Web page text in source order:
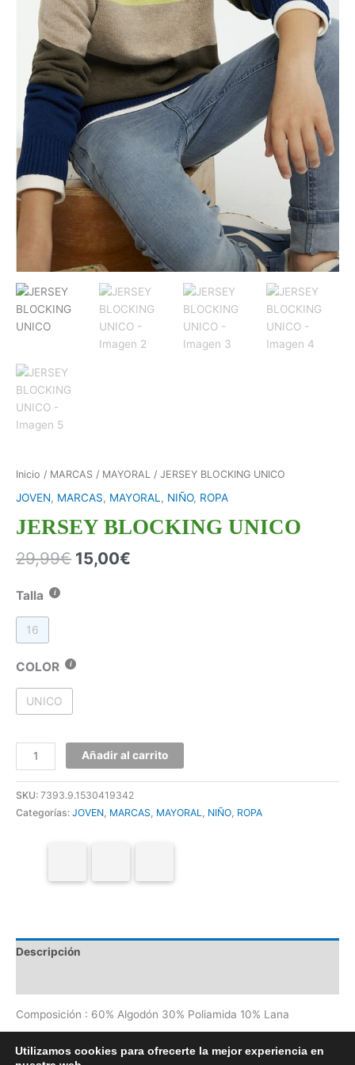
Inicio / MARCAS / MAYORAL / JERSEY BLOCKING UNICO
JOVEN, MARCAS, MAYORAL , NIÑO, ROPA
JERSEY BLOCKING UNICO
29,99€ 15,00€
Talla
16
COLOR
UNICO
Añadir al carrito
SKU: 7393.9.1530419342
Categorías: JOVEN MARCAS MAYORAL NIÑO ROPA
Descripción
Composición : 60% Algodón 30% Poliamida 10% Lana
Utilizamos cookies para ofrecerte la mejor experiencia en